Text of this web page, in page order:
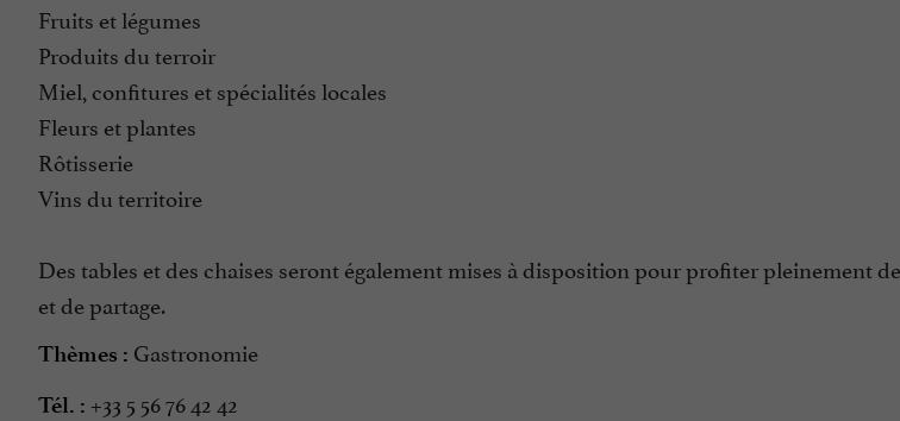
Fruits et légumes
Produits du terroir
Miel, confitures et spécialités locales
Fleurs et plantes
Rôtisserie
Vins du territoire
Des tables et des chaises seront également mises à disposition pour profiter pleinement
et de partage.
Thèmes : Gastronomie
Tél. : +33 5 56 76 42 42